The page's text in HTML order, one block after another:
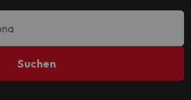
Suchen